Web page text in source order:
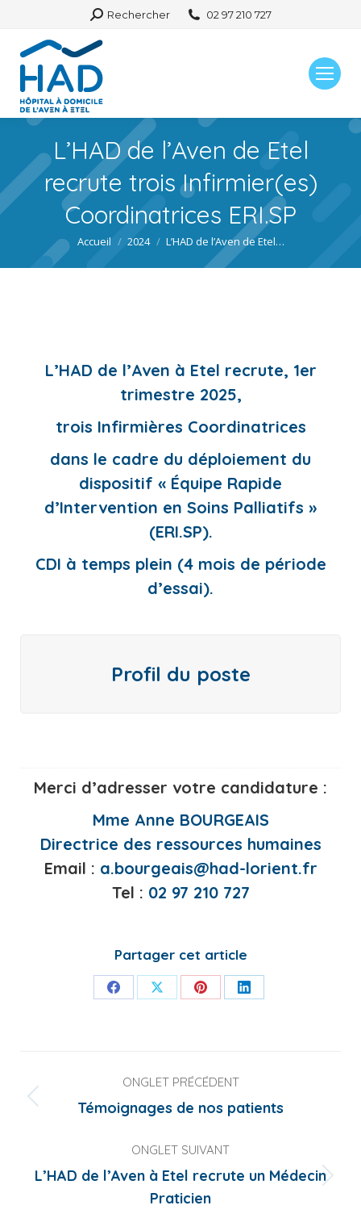
Search:
Rechercher 02 97 210 727
L’HAD de l’Aven de Etel
recrute trois Infirmier(es)
Coordinatrices ERI.SP
Vous êtes ici :
Accueil 2024 L’HAD de l’Aven de Etel…
L’HAD de l’Aven à Etel recrute, 1er
trimestre 2025,
trois Infirmières Coordinatrices
dans le cadre du déploiement du
dispositif « Équipe Rapide
d’Intervention en Soins Palliatifs »
(ERI.SP).
CDI à temps plein (4 mois de période
d’essai).
Profil du poste
Merci d’adresser votre candidature :
Mme Anne BOURGEAIS
Directrice des ressources humaines
Email : a.bourgeais@had-lorient.fr
Tel : 02 97 210 727
Partager cet article
Share Share Share Share
de
commentaire
ONGLET PRÉCÉDENT
Onglet
Témoignages de nos patients
ONGLET SUIVANT
Onglet
L’HAD de l’Aven à Etel recrute un Médecin
Praticien